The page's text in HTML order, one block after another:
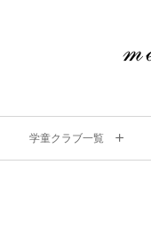
学童クラブ一覧